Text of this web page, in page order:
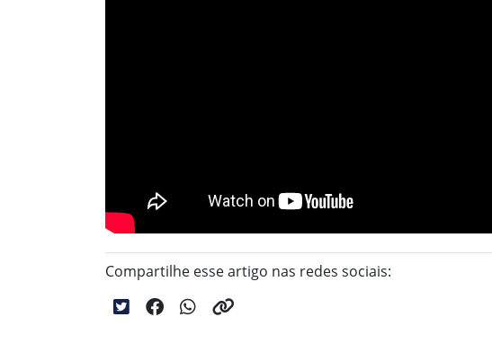
Compartilhe esse artigo nas redes sociais: